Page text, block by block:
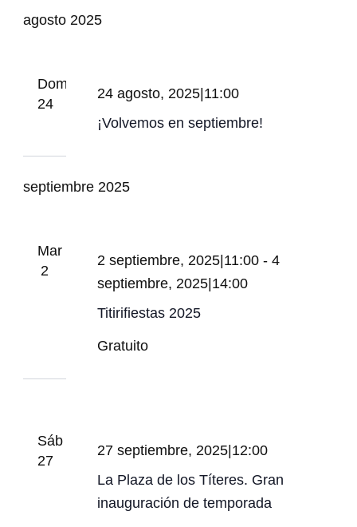
agosto 2025
Dom
24
¡Volvemos en septiembre!
24 agosto, 2025|11:00
septiembre 2025
Mar
2
Titirifiestas 2025
2 septiembre, 2025|11:00 -4
septiembre, 2025|14:00
Gratuito
Sáb
27
La Plaza de los Títeres. Gran
inauguración de temporada
27 septiembre, 2025|12:00